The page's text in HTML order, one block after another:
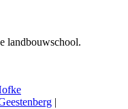
landbouwschool.
|